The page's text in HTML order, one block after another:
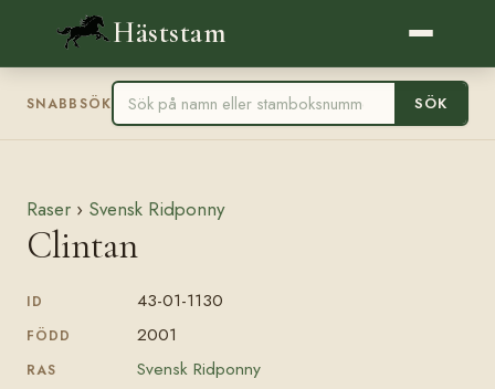
Häststam
SNABBSÖK SÖK
Raser › Svensk Ridponny
Clintan
ID 43-01-1130
FÖDD 2001
RAS Svensk Ridponny